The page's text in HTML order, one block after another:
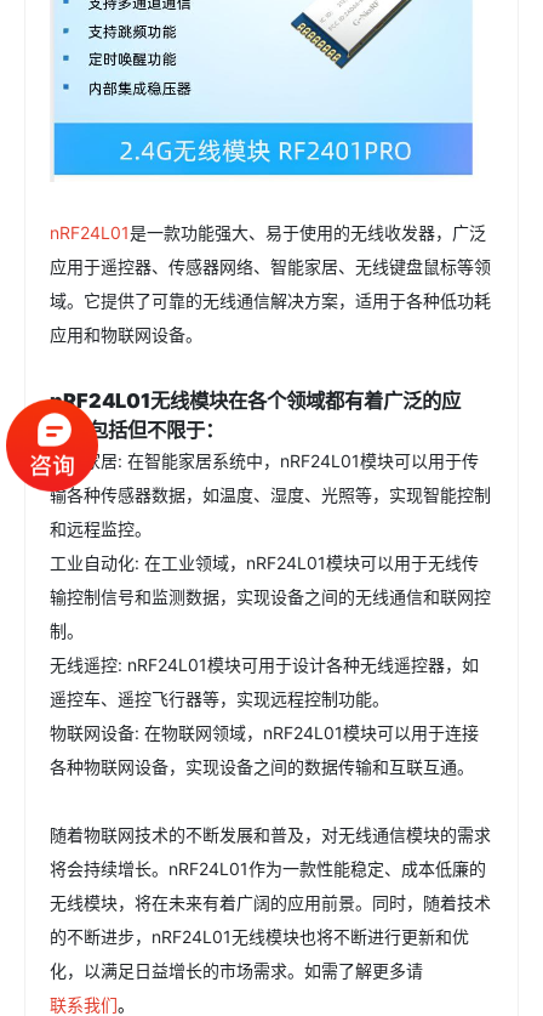
nRF24L01是一款功能强大、易于使用的无线收发器，广泛
应用于遥控器、传感器网络、智能家居、无线键盘鼠标等领
域。它提供了可靠的无线通信解决方案，适用于各种低功耗
应用和物联网设备。
nRF24L01无线模块在各个领域都有着广泛的应
用，包括但不限于：
智能家居: 在智能家居系统中，nRF24L01模块可以用于传
输各种传感器数据，如温度、湿度、光照等，实现智能控制
和远程监控。
工业自动化: 在工业领域，nRF24L01模块可以用于无线传
输控制信号和监测数据，实现设备之间的无线通信和联网控
制。
无线遥控: nRF24L01模块可用于设计各种无线遥控器，如
遥控车、遥控飞行器等，实现远程控制功能。
物联网设备: 在物联网领域，nRF24L01模块可以用于连接
各种物联网设备，实现设备之间的数据传输和互联互通。
随着物联网技术的不断发展和普及，对无线通信模块的需求
将会持续增长。nRF24L01作为一款性能稳定、成本低廉的
无线模块，将在未来有着广阔的应用前景。同时，随着技术
的不断进步，nRF24L01无线模块也将不断进行更新和优
化，以满足日益增长的市场需求。如需了解更多请
联系我们。